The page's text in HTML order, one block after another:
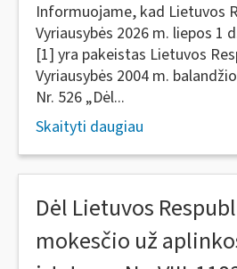
Informuojame, kad Lietuvos
Vyriausybės 2026 m. liepos 1
[1] yra pakeistas Lietuvos
Vyriausybės 2004 m.
Nr. 526 „Dėl...
Skaityti daugiau
Dėl Lietuvos
mokesčio už